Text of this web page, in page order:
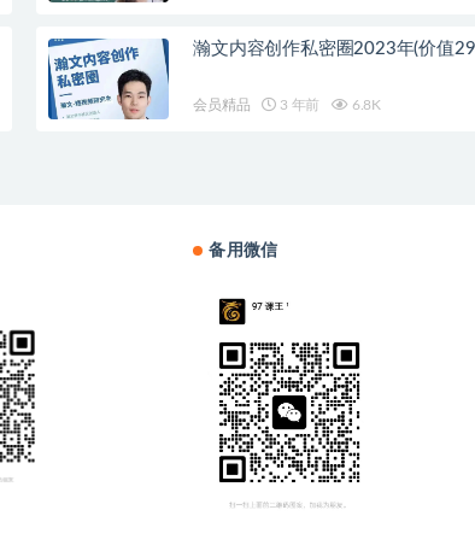
瀚文内容创作私密圈2023年(价值
会员精品 3 年前 6.8K
备用微信